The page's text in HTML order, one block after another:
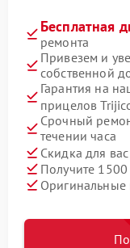
Бесплатная
ремонта
Привезем и
собственной
Гарантия на
прицелов
Срочный
течении часа
Скидка для
Получите